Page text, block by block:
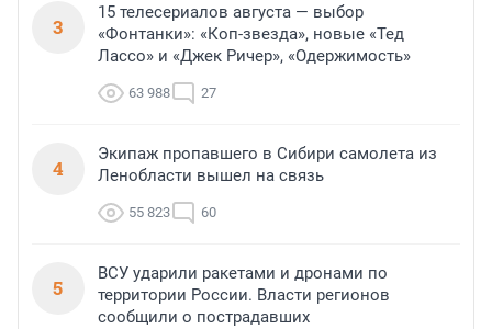
3
15 телесериалов августа — выбор
«Фонтанки»: «Коп-звезда», новые «Тед
Лассо» и «Джек Ричер», «Одержимость»
63 988 27
4
Экипаж пропавшего в Сибири самолета из
Ленобласти вышел на связь
55 823 60
5
ВСУ ударили ракетами и дронами по
территории России. Власти регионов
сообщили о пострадавших